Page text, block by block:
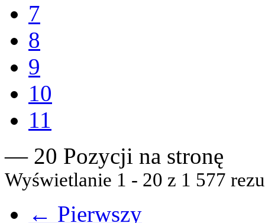
7
8
9
10
11
— 20 Pozycji na stronę
Wyświetlanie 1 - 20 z 1 577
← Pierwszy